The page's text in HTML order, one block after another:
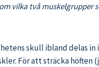
vilka två muskelgrupper
skull ibland delas
För att sträcka höften